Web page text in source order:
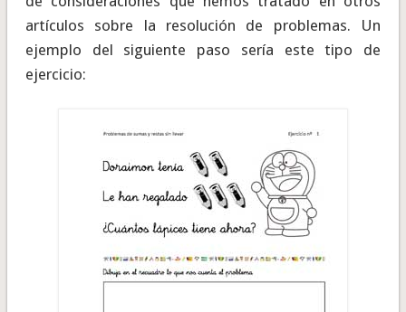
artículos sobre la resolución de problemas. Un
ejemplo del siguiente paso sería este tipo de
ejercicio: